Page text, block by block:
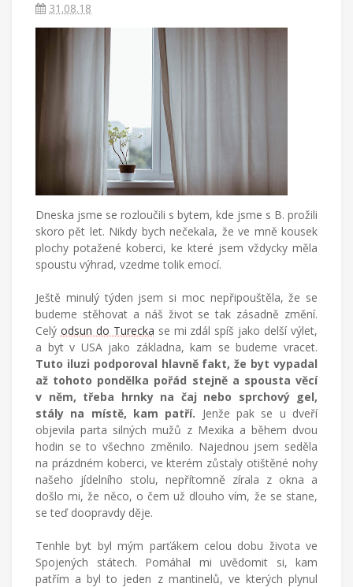
píše
blog
mateřství
všednodenního
31.08.18
Dneska jsme se rozloučili s bytem, kde jsme s B. prožili
skoro pět let. Nikdy bych nečekala, že ve mně kousek
plochy potažené koberci, ke které jsem vždycky měla
spoustu výhrad, vzedme tolik emocí.
Ještě minulý týden jsem si moc nepřipouštěla, že se
budeme stěhovat a náš život se tak zásadně změní.
Celý odsun do Turecka se mi zdál spíš jako delší výlet,
a byt v USA jako základna, kam se budeme vracet.
Tuto iluzi podporoval hlavně fakt, že byt vypadal
až tohoto pondělka pořád stejně a spousta věcí
v něm, třeba hrnky na čaj nebo sprchový gel,
stály na místě, kam patří. Jenže pak se u dveří
objevila parta silných mužů z Mexika a během dvou
hodin se to všechno změnilo. Najednou jsem seděla
na prázdném koberci, ve kterém zůstaly otištěné nohy
našeho jídelního stolu, nepřítomně zírala z okna a
došlo mi, že něco, o čem už dlouho vím, že se stane,
se teď doopravdy děje.
Tenhle byt byl mým parťákem celou dobu života ve
Spojených státech. Pomáhal mi uvědomit si, kam
patřím a byl to jeden z mantinelů, ve kterých plynul